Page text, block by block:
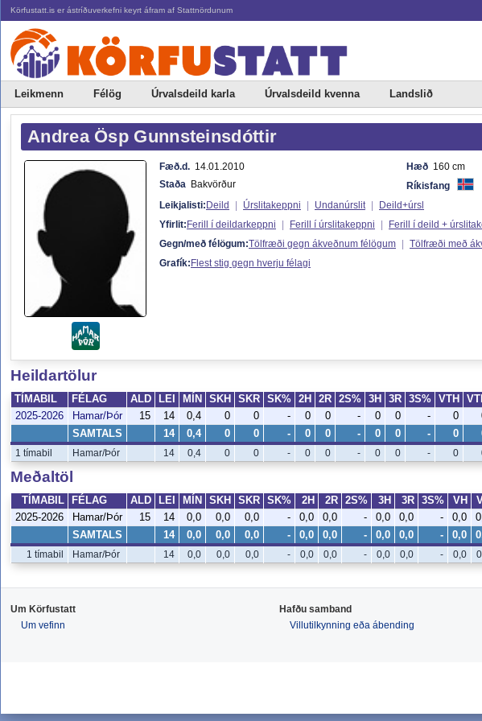
Körfustatt.is er ástríðuverkefni keyrt áfram af Stattnördunum
Leikmenn Félög Úrvalsdeild karla Úrvalsdeild kvenna Landslið
Andrea Ösp Gunnsteinsdóttir
Fæð.d. 14.01.2010 Hæð 160 cm
Staða Bakvörður
Ríkisfang
Leikjalisti:Deild | Úrslitakeppni | Undanúrslit |
Deild+úrsl
Yfirlit:Ferill í deildarkeppni | Ferill í úrslitakeppni | Ferill í deild +
Gegn/með félögum:Tölfræði gegn ákveðnum félögum | Tölfræði með
Grafík:Flest stig gegn hverju félagi
Heildartölur
TÍMABIL FÉLAG ALD LEI MÍN SKH SKR SK% 2H 2R 2S% 3H 3R 3S% VTH
2025-2026
Hamar/Þór 15 14 0,4 0 0 - 0 0 - 0 0 - 0
SAMTALS 14 0,4 0 0 - 0 0 - 0 0 - 0
1 tímabil Hamar/Þór 14 0,4 0 0 - 0 0 - 0 0 - 0
Meðaltöl
TÍMABIL FÉLAG ALD LEI MÍN SKH SKR SK% 2H 2R 2S% 3H 3R 3S% VH
2025-2026
Hamar/Þór 15 14 0,0 0,0 0,0 - 0,0 0,0 - 0,0 0,0 - 0,0
SAMTALS 14 0,0 0,0 0,0 - 0,0 0,0 - 0,0 0,0 - 0,0
1 tímabil Hamar/Þór 14 0,0 0,0 0,0 - 0,0 0,0 - 0,0 0,0 - 0,0
Um Körfustatt
Um vefinn
Hafðu samband
Villutilkynning eða ábending